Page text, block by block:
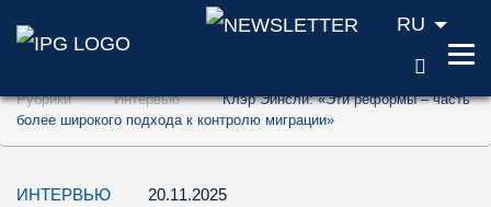
Перейти к содержанию (ключ доступа
Перейти к поиску (ключ доступа '2')
RU
Рубрики Интервью
Клэр Эйнсли: «Эти реформы – часть
более широкого подхода к контролю миграции»
ИНТЕРВЬЮ 20.11.2025